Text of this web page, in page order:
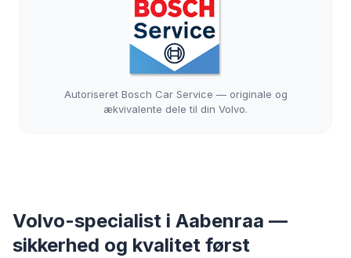
Autoriseret Bosch Car Service — originale og
ækvivalente dele til din Volvo.
Volvo-specialist i Aabenraa —
sikkerhed og kvalitet først